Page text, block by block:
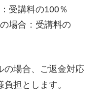
受講料の100％
場合：受講料の
の場合、ご返金対応
担とします。